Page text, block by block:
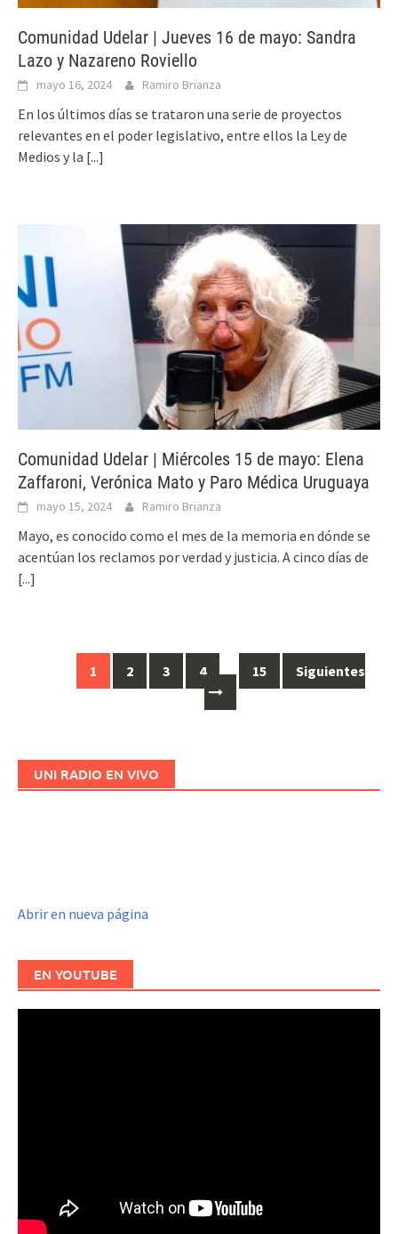
Comunidad Udelar | Jueves 16 de mayo: Sandra
Lazo y Nazareno Roviello
mayo 16, 2024 Ramiro Brianza
En los últimos días se trataron una serie de proyectos
relevantes en el poder legislativo, entre ellos la Ley de
Medios y la [...]
Comunidad Udelar | Miércoles 15 de mayo: Elena
Zaffaroni, Verónica Mato y Paro Médica Uruguaya
mayo 15, 2024 Ramiro Brianza
Mayo, es conocido como el mes de la memoria en dónde se
acentúan los reclamos por verdad y justicia. A cinco días de
[...]
1 2 3 4 … 15 Siguientes
UNI RADIO EN VIVO
Abrir en nueva página
EN YOUTUBE